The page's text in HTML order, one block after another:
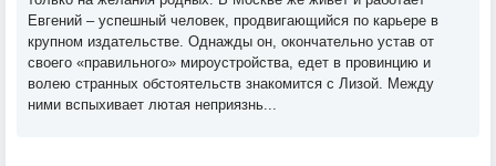
Евгений – успешный человек, продвигающийся по карьере в
крупном издательстве. Однажды он, окончательно устав от
своего «правильного» мироустройства, едет в провинцию и
волею странных обстоятельств знакомится с Лизой. Между
ними вспыхивает лютая неприязнь...